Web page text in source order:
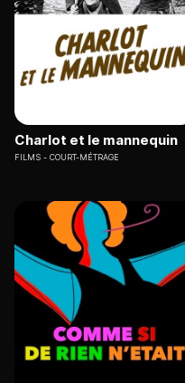
Charlot et le mannequin
FILMS COURT-MÉTRAGE